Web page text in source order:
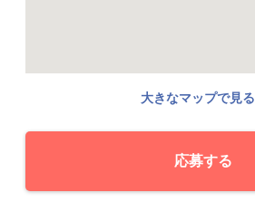
大きなマップで見る
応募する